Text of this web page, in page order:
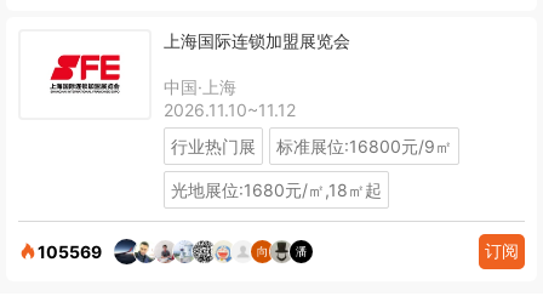
上海国际连锁加盟展览会
中国·上海
2026.11.10~11.12
行业热门展
标准展位:16800元/9㎡
光地展位:1680元/㎡,18㎡起
105569 订阅